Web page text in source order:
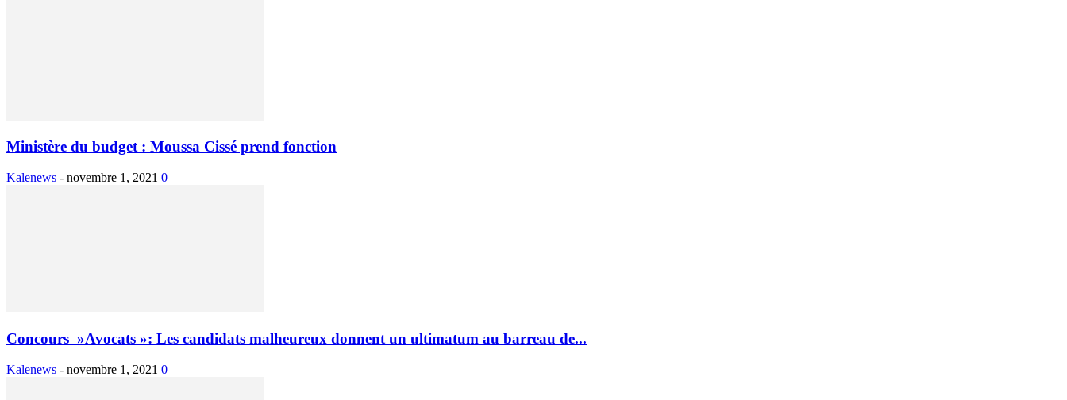
Ministère du budget : Moussa Cissé prend fonction
Kalenews - novembre 1, 2021 0
Concours »Avocats »: Les candidats malheureux donnent un ultimatum au barreau de...
Kalenews - novembre 1, 2021 0